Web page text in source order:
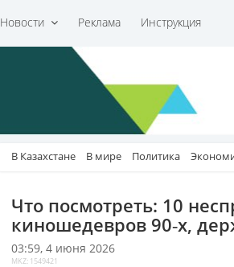
Новости Реклама Инструкция
В Казахстане В мире Политика
Что посмотреть: 10
киношедевров 90‑х,
03:59, 4 июня 2026
MKZ: 1549421